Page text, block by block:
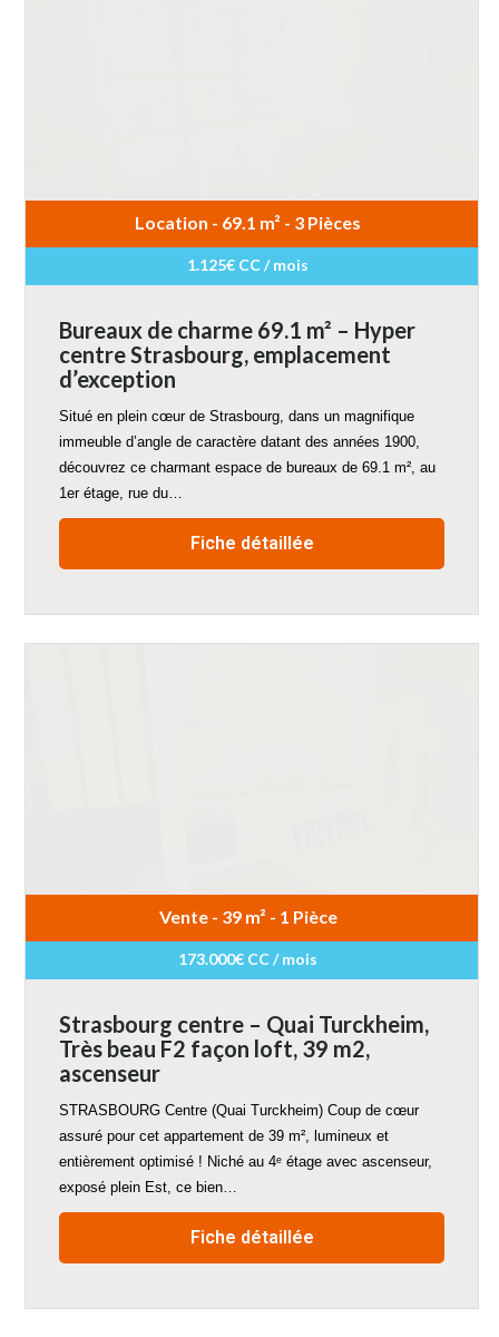
Location - 69.1 m² - 3 Pièces
1.125€ CC / mois
Bureaux de charme 69.1 m² – Hyper
centre Strasbourg, emplacement
d’exception
Situé en plein cœur de Strasbourg, dans un magnifique
immeuble d’angle de caractère datant des années 1900,
découvrez ce charmant espace de bureaux de 69.1 m², au
1er étage, rue du…
Fiche détaillée
Vente - 39 m² - 1 Pièce
173.000€ CC / mois
Strasbourg centre – Quai Turckheim,
Très beau F2 façon loft, 39 m2,
ascenseur
STRASBOURG Centre (Quai Turckheim) Coup de cœur
assuré pour cet appartement de 39 m², lumineux et
entièrement optimisé ! Niché au 4ᵉ étage avec ascenseur,
exposé plein Est, ce bien…
Fiche détaillée